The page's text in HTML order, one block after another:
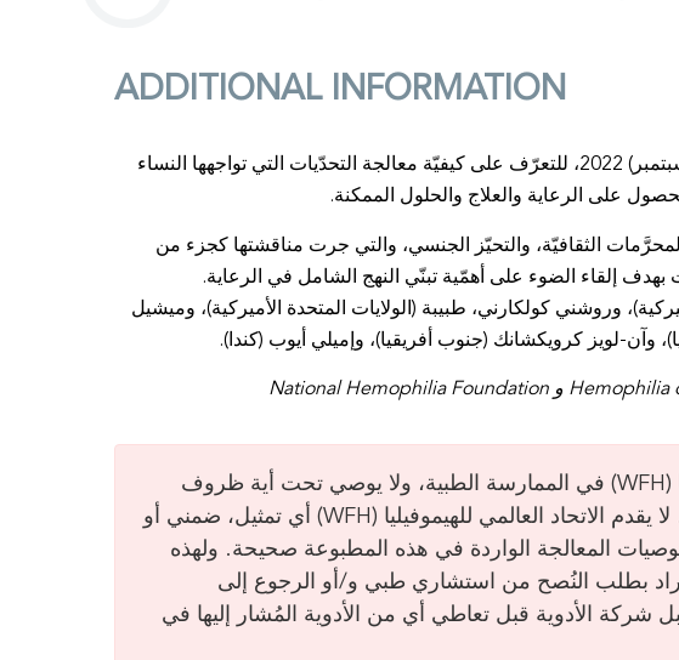
ADDITIONAL INFORMATION
استمعوا إلى هذا الويبينار الذي انعقد في 22 أيلول (سبتمبر) 2022، للتعرّف على كيفيّة معالجة التحدّيات التي تواجهها النساء
على الرعاية والعلاج والحلول الممكنة.
الثقافيّة، والتحيّز الجنسي، والتي جرت مناقشتها كجزء من
إلقاء الضوء على أهمّية تبنّي النهج الشامل في الرعاية.
وروشني كولكارني، طبيبة (الولايات المتحدة الأميركية)، وميشيل
وآن-لويز كرويكشانك (جنوب أفريقيا)، وإميلي أيوب (كندا).
لا ينخرط الاتحاد العالمي للهيموفيليا (WFH) في الممارسة الطبية، ولا يوصي تحت أية ظروف
بمعالجة معيّنة لأي أشخاص معينين. لا يقدم الاتحاد العالمي للهيموفيليا (WFH) أي تمثيل، ضمني أو
المعالجة الواردة في هذه المطبوعة صحيحة. ولهذه
بطلب النُصح من استشاري طبي و/أو الرجوع إلى
شركة الأدوية قبل تعاطي أي من الأدوية المُشار إليها في